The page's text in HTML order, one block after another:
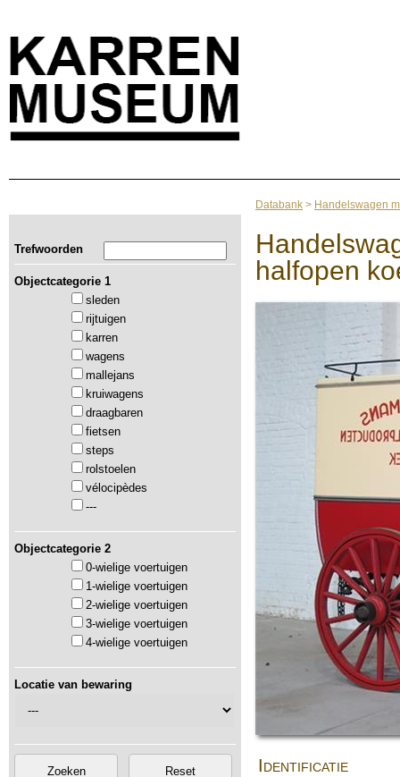
Trefwoorden
Objectcategorie 1
sleden
rijtuigen
karren
wagens
mallejans
kruiwagens
draagbaren
fietsen
steps
rolstoelen
vélocipèdes
---
Objectcategorie 2
0-wielige voertuigen
1-wielige voertuigen
2-wielige voertuigen
3-wielige voertuigen
4-wielige voertuigen
Locatie van bewaring
Databank > Handelswagen
halfopen
Identificatie